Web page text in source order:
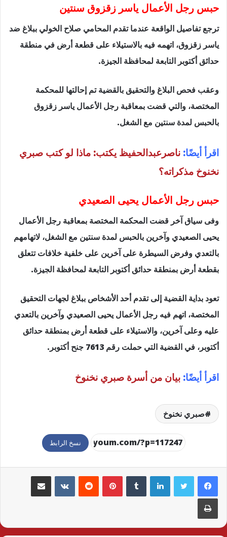
حبس رجل الأعمال ياسر زقزوق سنتين
ترجع تفاصيل الواقعة عندما تقدم المحامي صلاح الخولي ببلاغ ضد
ياسر زقزوق، اتهمه فيه بالاستيلاء على قطعة أرض في منطقة
حدائق أكتوبر التابعة لمحافظة الجيزة.
وعقب فحص البلاغ والتحقيق بالقضية تم إحالتها للمحكمة
المختصة، والتي قضت بمعاقبة رجل الأعمال ياسر زقزوق
بالحبس لمدة سنتين مع الشغل.
اقرأ أيضًا: ناصرعبدالحفيظ يكتب: ماذا لو كتب صبري
نخنوخ مذكراته؟
حبس رجل الأعمال يحيى الصعيدي
وفى سياق آخر قضت المحكمة المختصة بمعاقبة رجل الأعمال
يحيى الصعيدي وآخرين بالحبس لمدة سنتين مع الشغل، لاتهامهم
بالتعدي وفرض السيطرة على آخرين على خلفية خلافات تتعلق
بقطعة أرض بمنطقة حدائق أكتوبر التابعة لمحافظة الجيزة.
تعود بداية القضية إلى تقدم أحد الأشخاص ببلاغ لجهات التحقيق
المختصة، اتهم فيه رجل الأعمال يحيى الصعيدي وآخرين بالتعدي
عليه وعلى آخرين، والاستيلاء على قطعة أرض بمنطقة حدائق
أكتوبر، في القضية التي حملت رقم 7613 جنح أكتوبر.
اقرأ أيضًا: بيان من أسرة صبري نخنوخ
صبري نخنوخ
نسخ الرابط
لينكدإن بينتيريست مشاركة عبر البريد
طباعة